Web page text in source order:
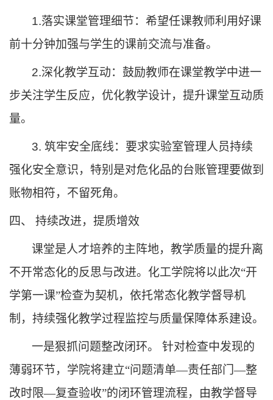
1.落实课堂管理细节： 希望任课教师利用好课
前十分钟加强与学生的课前交流与准备。
2.深化教学互动：鼓励教师在课堂教学中进一
步关注学生反应，优化教学设计，提升课堂互动质
量。
3. 筑牢安全底线：要求实验室管理人员持续
强化安全意识，特别是对危化品的台账管理要做到
账物相符，不留死角。
四、 持续改进，提质增效
课堂是人才培养的主阵地，教学质量的提升离
不开常态化的反思与改进。化工学院将以此次“开
学第一课”检查为契机，依托常态化教学督导机
制，持续强化教学过程监控与质量保障体系建设。
一是狠抓问题整改闭环。
针对检查中发现的
薄弱环节，学院将建立“问题清单—责任部门—整
改时限—复查验收”的闭环管理流程，由教学督导